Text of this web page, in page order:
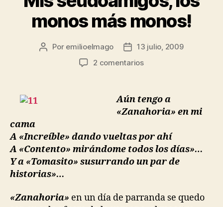
monos más monos!
Autor
Por emilioelmago
Fecha
de
13 julio, 2009
2 comentariosen
monos
más
Aún tengo a
«Zanahoria» en mi
cama
A «Increíble» dando vueltas por ahí
A «Contento» mirándome todos los días»…
Y a «Tomasito» susurrando un par de
historias»…
«Zanahoria» en un día de parranda se quedo